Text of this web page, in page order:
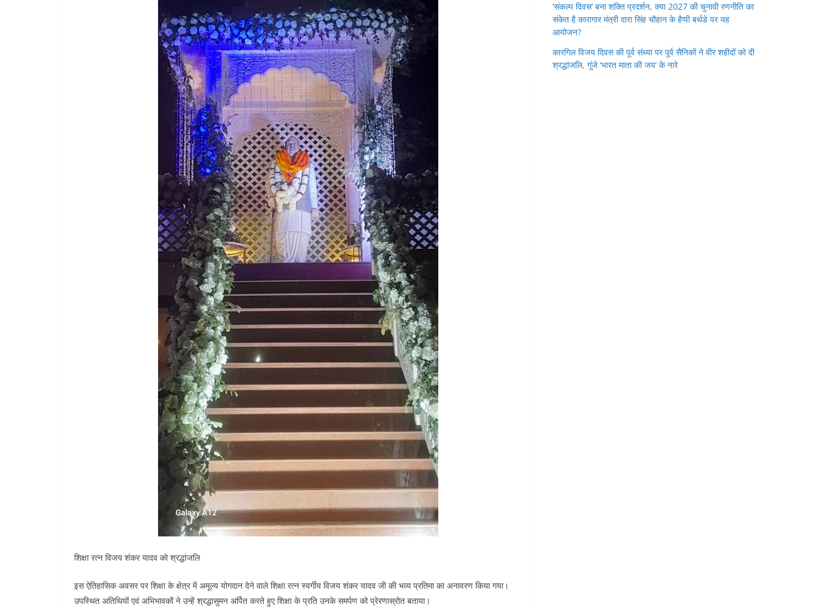
शिक्षा रत्न विजय शंकर यादव को श्रद्धांजलि
इस ऐतिहासिक अवसर पर शिक्षा के क्षेत्र में अमूल्य योगदान देने वाले शिक्षा रत्न स्वर्गीय विजय शंकर यादव जी की भव्य प्रतिमा का अनावरण किया गया।
उपस्थित अतिथियों एवं अभिभावकों ने उन्हें श्रद्धासुमन अर्पित करते हुए शिक्षा के प्रति उनके समर्पण को प्रेरणास्रोत बताया।
‘संकल्प दिवस’ बना शक्ति प्रदर्शन, क्या 2027 की चुनावी रणनीति का
संकेत है कारागार मंत्री दारा सिंह चौहान के हैप्पी बर्थडे पर यह
आयोजन?
कारगिल विजय दिवस की पूर्व संध्या पर पूर्व सैनिकों ने वीर शहीदों को दी
श्रद्धांजलि, गूंजे ‘भारत माता की जय’ के नारे